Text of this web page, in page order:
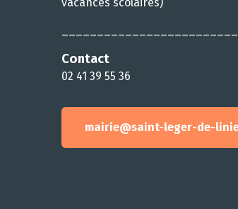
Contact
02 41 39 55 36
mairie@saint-leger-de-